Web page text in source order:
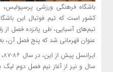
باشگاه فرهنگی ورزشی پرسپولیس،
کشور است که تیم فوتبال این
تیم‌های آسیایی، طی پانزده فصل
عنوان قهرمانی شد که پنج فصل آن،